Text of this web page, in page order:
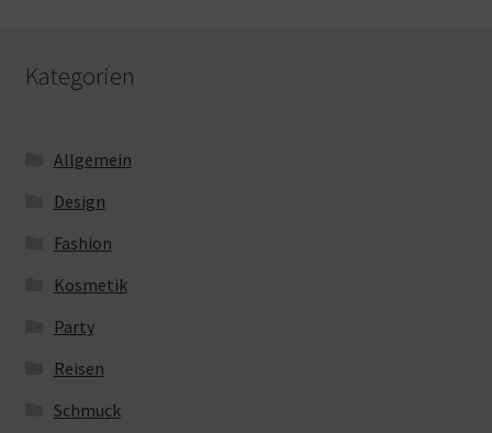
Kategorien
Allgemein
Design
Fashion
Kosmetik
Party
Reisen
Schmuck